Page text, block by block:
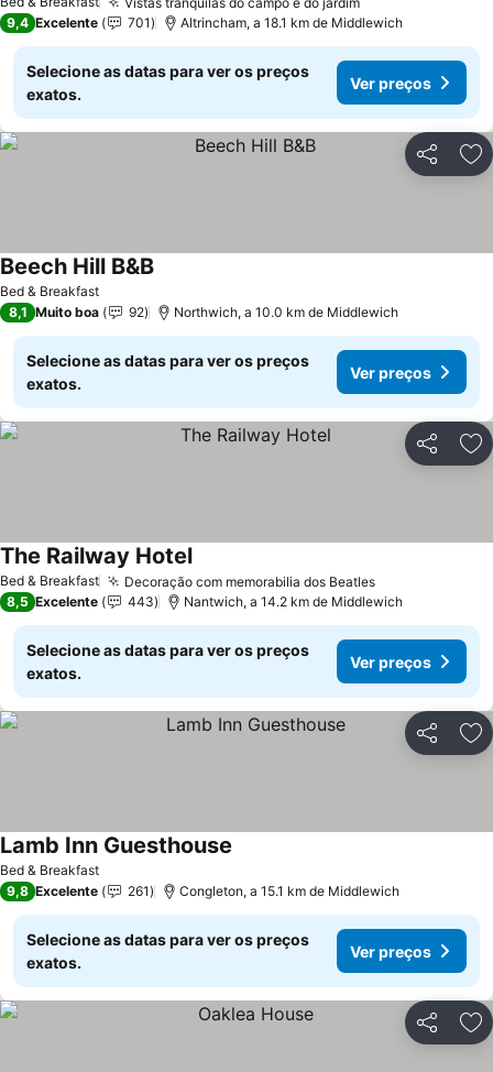
9,4 Excelente 701 Altrincham, a 18.1 km de Middlewich
Selecione as datas para ver os preços
exatos.
Ver preços
Partilhar
Bed & Breakfast
Beech Hill B&B
8,1 Muito boa 92 Northwich, a 10.0 km de Middlewich
Selecione as datas para ver os preços
exatos.
Ver preços
Partilhar
Bed & Breakfast Decoração com memorabilia dos Beatles
The Railway Hotel
8,5 Excelente 443 Nantwich, a 14.2 km de Middlewich
Selecione as datas para ver os preços
exatos.
Ver preços
Partilhar
Bed & Breakfast
Lamb Inn Guesthouse
9,8 Excelente 261 Congleton, a 15.1 km de Middlewich
Selecione as datas para ver os preços
exatos.
Ver preços
Partilhar